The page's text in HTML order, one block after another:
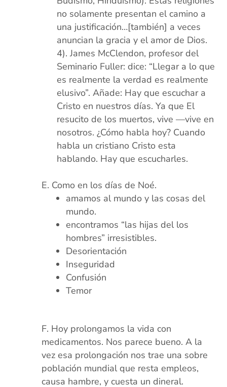
no solamente presentan el camino a
una justificación…[también] a veces
anuncian la gracia y el amor de Dios.
James McClendon, profesor del
Seminario Fuller: dice: “Llegar a lo que
es realmente la verdad es realmente
elusivo”. Añade: Hay que escuchar a
Cristo en nuestros días. Ya que El
resucito de los muertos, vive —vive en
nosotros. ¿Cómo habla hoy? Cuando
habla un cristiano Cristo esta
hablando. Hay que escucharles.
Como en los días de Noé.
amamos al mundo y las cosas del
mundo.
encontramos “las hijas del los
hombres” irresistibles.
Desorientación
Inseguridad
Confusión
Temor
Hoy prolongamos la vida con
medicamentos. Nos parece bueno. A la
vez esa prolongación nos trae una sobre
población mundial que resta empleos,
causa hambre, y cuesta un dineral.